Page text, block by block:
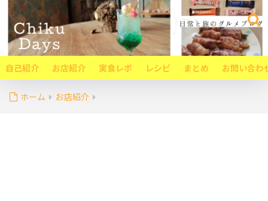
自己紹介 お店紹介 実食レポ レシピ まとめ お問い合わ
ホーム お店紹介